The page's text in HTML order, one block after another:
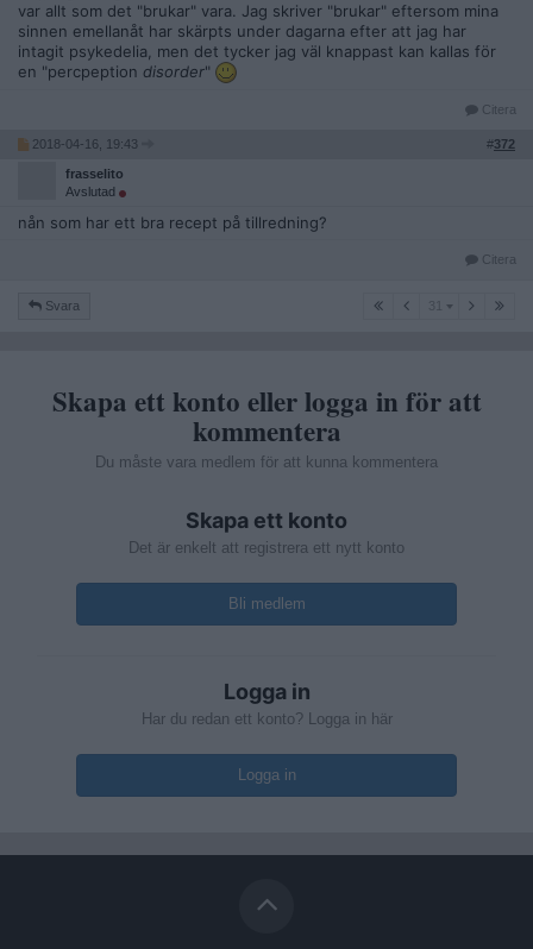
var allt som det "brukar" vara. Jag skriver "brukar" eftersom mina
sinnen emellanåt har skärpts under dagarna efter att jag har
intagit psykedelia, men det tycker jag väl knappast kan kallas för
en "percpeption disorder"
Citera
2018-04-16, 19:43 #372
frasselito
Avslutad
nån som har ett bra recept på tillredning?
Citera
Svara 31 31
Skapa ett konto eller logga in för att
kommentera
Du måste vara medlem för att kunna kommentera
Skapa ett konto
Det är enkelt att registrera ett nytt konto
Bli medlem
Logga in
Har du redan ett konto? Logga in här
Logga in